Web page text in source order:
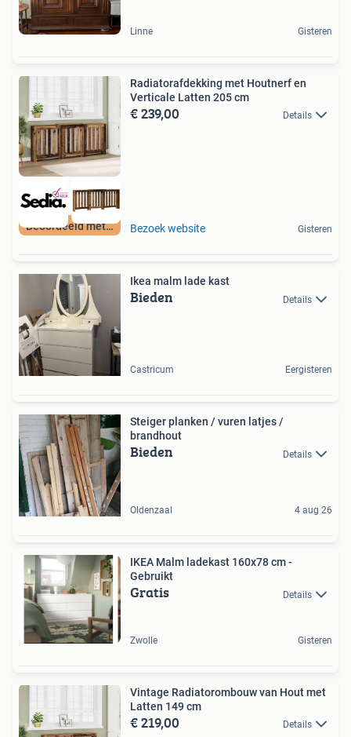
Linne Gisteren
Beoordeeld met 9+
Radiatorafdekking met Houtnerf en
Verticale Latten 205 cm
€ 239,00 Details
Bezoek website Gisteren
Ikea malm lade kast
Bieden Details
Castricum Eergisteren
Steiger planken / vuren latjes /
brandhout
Bieden Details
Oldenzaal 4 aug 26
IKEA Malm ladekast 160x78 cm -
Gebruikt
Gratis Details
Zwolle Gisteren
Vintage Radiatorombouw van Hout met
Latten 149 cm
€ 219,00 Details